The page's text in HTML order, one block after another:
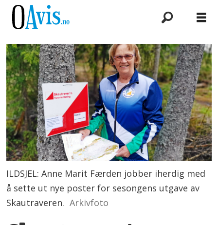
ILDSJEL: Anne Marit Færden jobber iherdig med
å sette ut nye poster for sesongens utgave av
Skautraveren. Arkivfoto